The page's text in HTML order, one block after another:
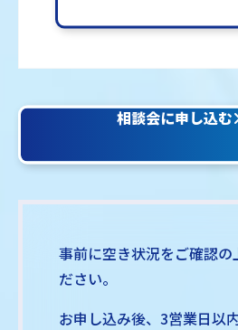
相談会に申し込む
事前に空き状況をご確認の
ださい。
お申し込み後、3営業日以